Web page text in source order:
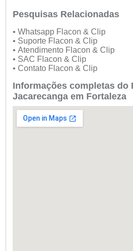
Pesquisas Relacionadas
• Whatsapp Flacon & Clip
• Suporte Flacon & Clip
• Atendimento Flacon & Clip
• SAC Flacon & Clip
• Contato Flacon & Clip
Informações completas do
Jacarecanga em Fortaleza